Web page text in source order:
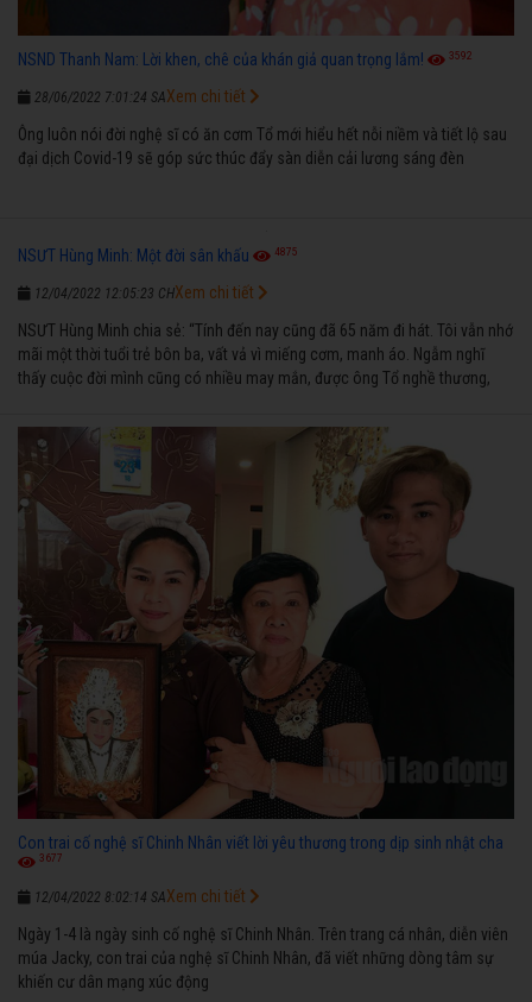
NSND Thanh Nam: Lời khen, chê của khán giả quan trọng lắm! 3592
28/06/2022 7:01:24 SA
Ông luôn nói đời nghệ sĩ có ăn cơm Tổ mới hiểu hết nỗi niềm và tiết lộ sau
đại dịch Covid-19 sẽ góp sức thúc đẩy sàn diễn cải lương sáng đèn
Xem chi tiết
NSƯT Hùng Minh: Một đời sân khấu 4875
12/04/2022 12:05:23 CH
NSƯT Hùng Minh chia sẻ: “Tính đến nay cũng đã 65 năm đi hát. Tôi vẫn nhớ
mãi một thời tuổi trẻ bôn ba, vất vả vì miếng cơm, manh áo. Ngẫm nghĩ
thấy cuộc đời mình cũng có nhiều may mắn, được ông Tổ nghề thương,
ngược nhận được những cơ may để từng bước thành danh với nghiệp ca
diễn”.
Xem chi tiết
Con trai cố nghệ sĩ Chinh Nhân viết lời yêu thương trong dịp sinh nhật cha
3677
12/04/2022 8:02:14 SA
Ngày 1-4 là ngày sinh cố nghệ sĩ Chinh Nhân. Trên trang cá nhân, diễn viên
múa Jacky, con trai của nghệ sĩ Chinh Nhân, đã viết những dòng tâm sự
khiến cư dân mạng xúc động
Xem chi tiết